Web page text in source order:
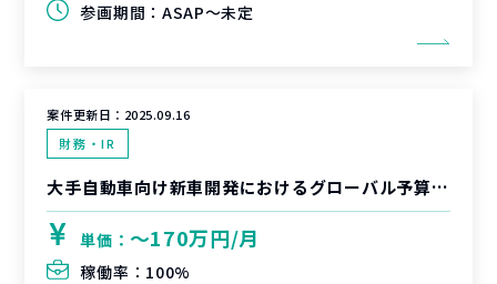
参画期間： ASAP～未定
案件更新日： 2025.09.16
財務・IR
大手自動車向け新車開発におけるグローバル予算承認の業務支援
単価： 〜170万円/月
稼働率： 100%